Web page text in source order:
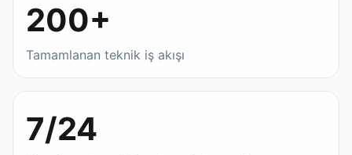
200+
Tamamlanan teknik iş akışı
7/24